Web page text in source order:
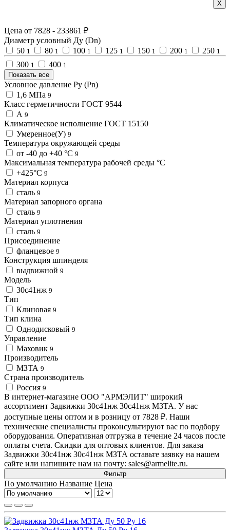
Х
Цена от 7828 - 233861 ₽
Диаметр условный Ду (Dn)
50 1 80 1 100 1 125 1 150 1 200 1 250 1
300 1 400 1
Показать все
Условное давление Ру (Pn)
1,6 МПа 9
Класс герметичности ГОСТ 9544
А 9
Климатическое исполнение ГОСТ 15150
Умеренное(У) 9
Температура окружающей среды
от -40 до +40 °С 9
Максимальная температура рабочей среды °С
+425°С 9
Материал корпуса
сталь 9
Материал запорного органа
сталь 9
Материал уплотнения
сталь 9
Присоединение
фланцевое 9
Конструкция шпинделя
выдвижной 9
Модель
30с41нж 9
Тип
Клиновая 9
Тип клина
Однодисковый 9
Управление
Маховик 9
Производитель
МЗТА 9
Страна производитель
Россия 9
В интернет-магазине ООО "АРМЭЛИТ" широкий
ассортимент Задвижки 30с41нж 30с41нж МЗТА. У нас
доступные цены оптом и в розницу от 7828 ₽. Наши
технические специалисты проконсультируют вас по подбору
оборудования. Оперативная отгрузка в течение 24 часов после
оплаты счета. Скидки для оптовых клиентов. Для заказа
Задвижки 30с41нж 30с41нж МЗТА оставьте заявку на нашем
сайте или напишите нам на почту: sales@armelite.ru.
Фильтр
По умолчанию Название Цена